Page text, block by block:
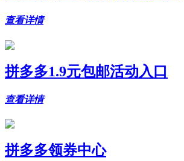
查看详情
拼多多1.9元包邮活动入口
查看详情
拼多多领券中心